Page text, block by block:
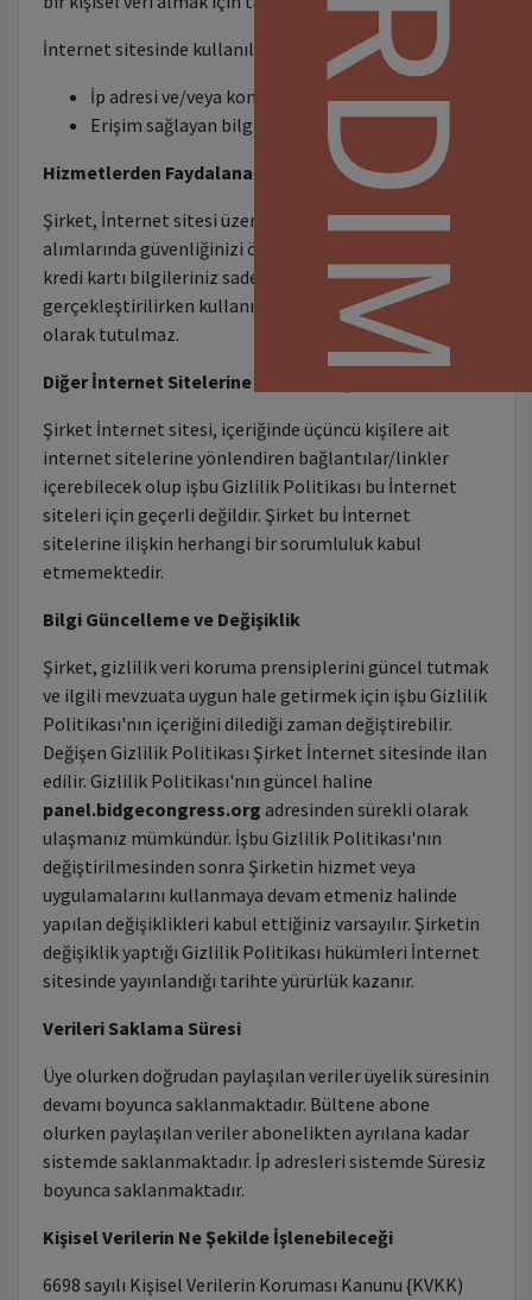
İnternet sitesinde kullanılan çerezler şu şekildedir:
İp adresi ve/veya konumu
Erişim sağlayan bilgisayarın işletim sistemi
Hizmetlerden Faydalanabilmek için Gereken Veriler
Şirket, İnternet sitesi üzerinden yaptığınız hizmet
alımlarında güvenliğinizi önemsemektedir. Bu nedenle
kredi kartı bilgileriniz sadece satın alım işlemi
gerçekleştirilirken kullanılır ve veri tabanında kayıtlı
olarak tutulmaz.
Diğer İnternet Sitelerine Verilen Bağlantılar
Şirket İnternet sitesi, içeriğinde üçüncü kişilere ait
internet sitelerine yönlendiren bağlantılar/linkler
içerebilecek olup işbu Gizlilik Politikası bu İnternet
siteleri için geçerli değildir. Şirket bu İnternet
sitelerine ilişkin herhangi bir sorumluluk kabul
etmemektedir.
Bilgi Güncelleme ve Değişiklik
Şirket, gizlilik veri koruma prensiplerini güncel tutmak
ve ilgili mevzuata uygun hale getirmek için işbu Gizlilik
Politikası'nın içeriğini dilediği zaman değiştirebilir.
Değişen Gizlilik Politikası Şirket İnternet sitesinde ilan
edilir. Gizlilik Politikası'nın güncel haline
panel.bidgecongress.org adresinden sürekli olarak
ulaşmanız mümkündür. İşbu Gizlilik Politikası'nın
değiştirilmesinden sonra Şirketin hizmet veya
uygulamalarını kullanmaya devam etmeniz halinde
yapılan değişiklikleri kabul ettiğiniz varsayılır. Şirketin
değişiklik yaptığı Gizlilik Politikası hükümleri İnternet
sitesinde yayınlandığı tarihte yürürlük kazanır.
Verileri Saklama Süresi
Üye olurken doğrudan paylaşılan veriler üyelik süresinin
devamı boyunca saklanmaktadır. Bültene abone
olurken paylaşılan veriler abonelikten ayrılana kadar
sistemde saklanmaktadır. İp adresleri sistemde Süresiz
boyunca saklanmaktadır.
Kişisel Verilerin Ne Şekilde İşlenebileceği
6698 sayılı Kişisel Verilerin Koruması Kanunu {KVKK)